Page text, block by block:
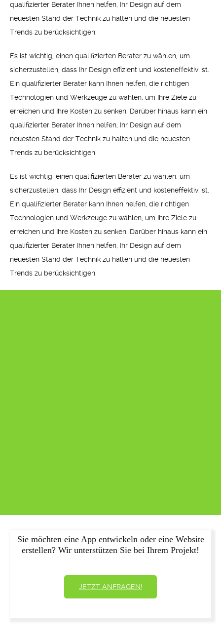
qualifizierter Berater Ihnen helfen, Ihr Design auf dem
neuesten Stand der Technik zu halten und die neuesten
Trends zu berücksichtigen.
Es ist wichtig, einen qualifizierten Berater zu wählen, um
sicherzustellen, dass Ihr Design effizient und kosteneffektiv ist.
Ein qualifizierter Berater kann Ihnen helfen, die richtigen
Technologien und Werkzeuge zu wählen, um Ihre Ziele zu
erreichen und Ihre Kosten zu senken. Darüber hinaus kann ein
qualifizierter Berater Ihnen helfen, Ihr Design auf dem
neuesten Stand der Technik zu halten und die neuesten
Trends zu berücksichtigen.
Es ist wichtig, einen qualifizierten Berater zu wählen, um
sicherzustellen, dass Ihr Design effizient und kosteneffektiv ist.
Ein qualifizierter Berater kann Ihnen helfen, die richtigen
Technologien und Werkzeuge zu wählen, um Ihre Ziele zu
erreichen und Ihre Kosten zu senken. Darüber hinaus kann ein
qualifizierter Berater Ihnen helfen, Ihr Design auf dem
neuesten Stand der Technik zu halten und die neuesten
Trends zu berücksichtigen.
Sie möchten eine App entwickeln oder eine Website
erstellen? Wir unterstützen Sie bei Ihrem Projekt!
JETZT ANFRAGEN!